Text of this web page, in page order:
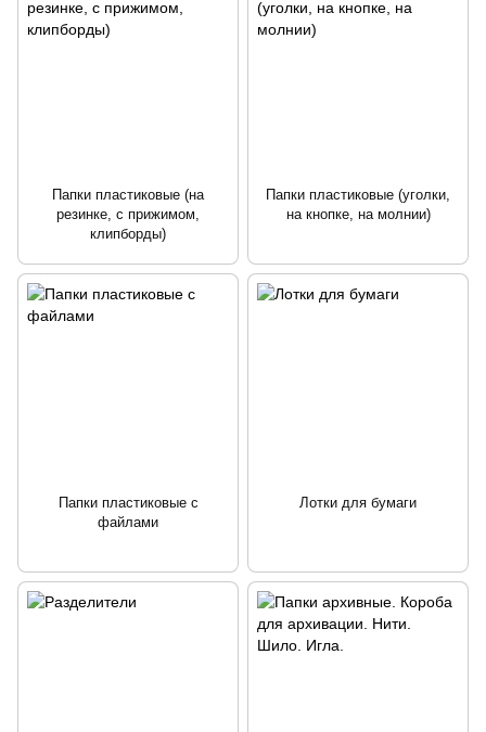
Папки пластиковые (на
резинке, с прижимом,
клипборды)
Папки пластиковые (уголки,
на кнопке, на молнии)
Папки пластиковые с
файлами
Лотки для бумаги